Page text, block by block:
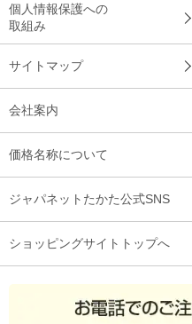
ふんわりと暖
くと言っていいほど暖かくな
に入っています。
年齢を重ね現在の石油ストー
全で暖かいものを探していた
個人情報保護への
取組み
サイトマップ
会社案内
価格名称について
ジャパネットたかた公式SNS
ショッピングサイトトップへ